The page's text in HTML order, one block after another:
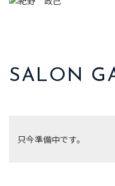
SALON
只今準備中です。